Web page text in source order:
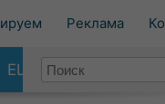
Реклама
ЕЩЕ